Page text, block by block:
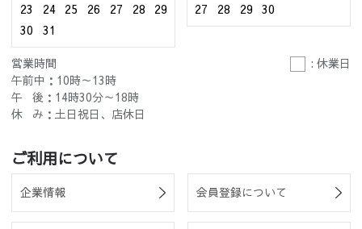
23
24 25 26 27 28
29
30
31
27
28 29 30
営業時間
: 休業日
午前中：10時～13時
午 後：14時30分～18時
休 み：土日祝日、店休日
ご利用について
企業情報 会員登録について